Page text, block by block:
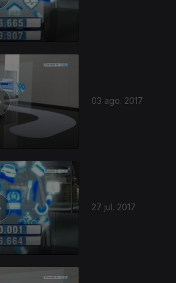
03 ago. 2017
27 jul. 2017